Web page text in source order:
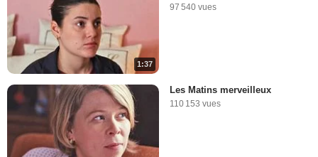
1:37
97 540 vues
Les Matins merveilleux
110 153 vues